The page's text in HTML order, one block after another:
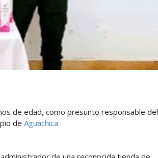
de edad, como presunto responsable del
de Aguachica.